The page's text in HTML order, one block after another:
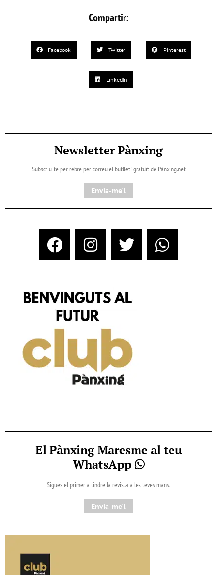
Compartir:
Facebook Twitter Pinterest
LinkedIn
Newsletter Pànxing
Subscriu-te per rebre per correu el butlletí gratuït de Pànxing.net​
Envia-me'l
El Pànxing Maresme al teu
WhatsApp
Sigues el primer a tindre la revista a les teves mans.
Envia-me'l